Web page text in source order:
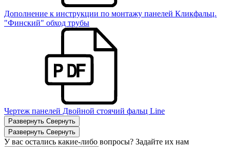
Дополнение к инструкции по монтажу панелей Кликфальц.
"Финский" обход трубы
Чертеж панелей Двойной стоячий фальц Line
Развернуть Свернуть
Развернуть Свернуть
У вас остались какие-либо вопросы? Задайте их нам